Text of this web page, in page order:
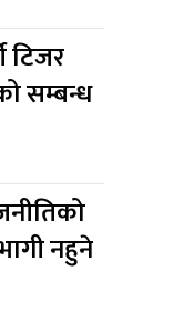
टिजर
सम्बन्ध
नहुने